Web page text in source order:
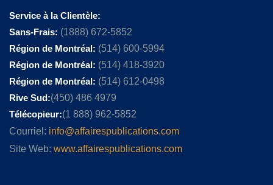
Service à la Clientèle:
Sans-Frais: (1888) 672-5852
Région de Montréal: (514) 600-5994
Région de Montréal: (514) 418-3920
Région de Montréal: (514) 612-0498
Rive Sud:(450) 486 4979
Télécopieur:(1 888) 962-5852
Courriel: info@affairespublications.com
Site Web: www.affairespublications.com